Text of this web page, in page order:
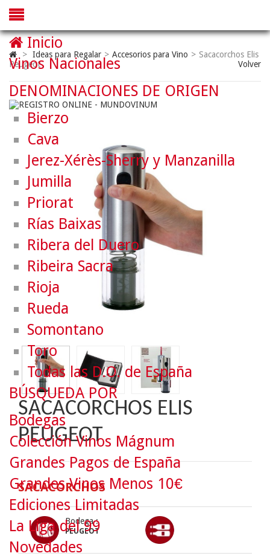
> Ideas para Regalar > Accesorios para Vino > Sacacorchos Elis
Peugeot
Volver
SACACORCHOS ELIS
PEUGEOT
SACACORCHOS
Bodega :
PEUGEOT
Inicio
Vinos Nacionales
DENOMINACIONES DE ORIGEN
Bierzo
Cava
Jerez-Xérès-Sherry y Manzanilla
Jumilla
Priorat
Rías Baixas
Ribera del Duero
Ribeira Sacra
Rioja
Rueda
Somontano
Toro
Todas las D.O. de España
BÚSQUEDA POR
Bodegas
Colección Vinos Mágnum
Grandes Pagos de España
Grandes Vinos Menos 10€
Ediciones Limitadas
La Liga del 99
Novedades